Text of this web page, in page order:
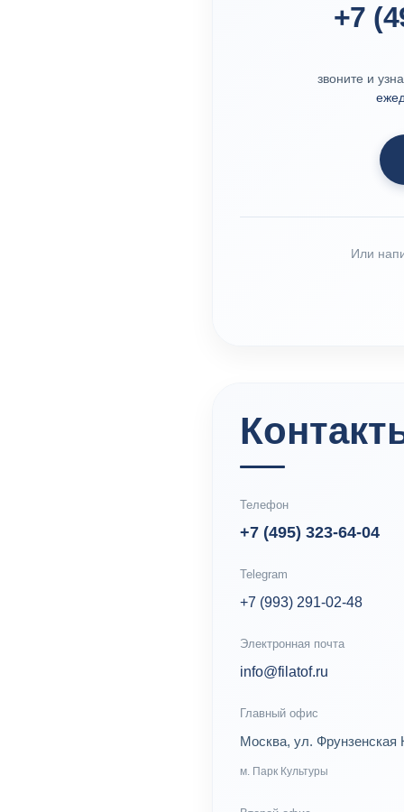
+7
звоните и
Или
Телефон
+7 (495) 323-64-04
Telegram
+7 (993) 291-02-48
Электронная почта
info@filatof.ru
Главный офис
Москва, ул. Фрунзенская
м. Парк Культуры